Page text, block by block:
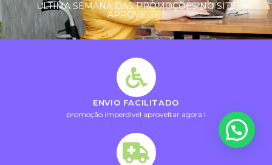
ULTIMA SEMANA DAS PROMOÇÕES NO SITE
APROVEITE !
ENVIO FACILITADO
promoção imperdivel aproveitar agora !